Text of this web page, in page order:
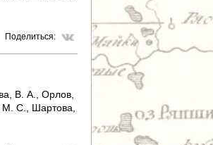
Поделиться:
В. А., Орлов,
С., Шартова,